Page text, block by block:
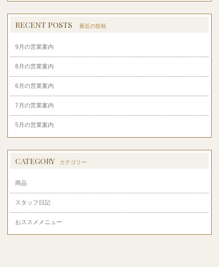
RECENT POSTS 最近の投稿
9月の営業案内
8月の営業案内
6月の営業案内
7月の営業案内
5月の営業案内
CATEGORY カテゴリー
商品
スタッフ日記
おススメメニュー